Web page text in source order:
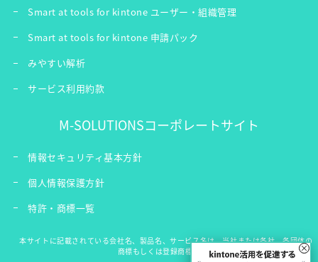
Smart at tools for kintone ユーザー・組織管理
Smart at tools for kintone 申請パック
みやすい解析
サービス利用約款
M-SOLUTIONSコーポレートサイト
情報セキュリティ基本方針
個人情報保護方針
特許・商標一覧
本サイトに記載されている会社名、製品名、サービス名は、当社または各社、各団体の
商標もしくは登録商標です。
×